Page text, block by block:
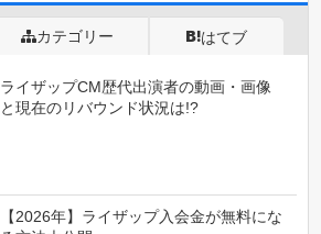
カテゴリー はてブ
ライザップCM歴代出演者の動画・画像
と現在のリバウンド状況は!?
【2026年】ライザップ入会金が無料にな